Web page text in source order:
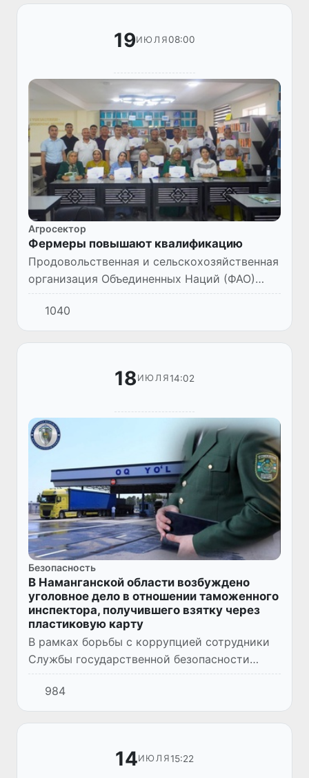
19ИЮЛЯ08:00
Агросектор
Фермеры повышают квалификацию
Продовольственная и сельскохозяйственная
организация Объединенных Наций (ФАО)
провела серию технических тренингов в
Ферганской, Андижанской и Наманганской
областях, направленных на...
1040
18ИЮЛЯ14:02
Безопасность
В Наманганской области возбуждено
уголовное дело в отношении таможенного
инспектора, получившего взятку через
пластиковую карту
В рамках борьбы с коррупцией сотрудники
Службы государственной безопасности
провели оперативно-розыскные
мероприятия, в ходе которых установлено,
что инспектор группы таможенного к...
984
14ИЮЛЯ15:22